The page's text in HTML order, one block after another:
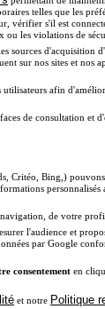
telles que les
vérifier s'il est
ou les violations de
sources d'acquisition
sur nos sites et nos
afin
de consultation et
Critéo, Bing,)
de votre
l'audience et
par Google
consentement en
et notre Politique